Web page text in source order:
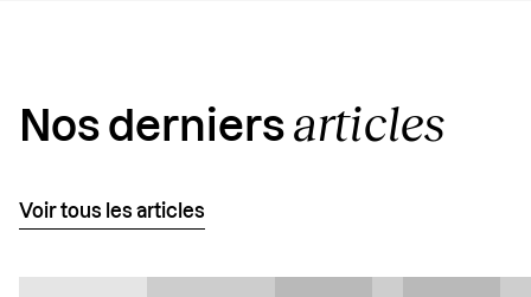
Nos derniers articles
Voir tous les articles